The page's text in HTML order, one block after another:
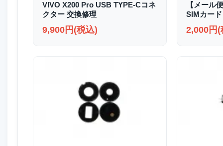
VIVO X200 Pro USB TYPE-Cコネ
クター 交換修理
9,900円(税込)
【メール
SIMカー
2,000円(